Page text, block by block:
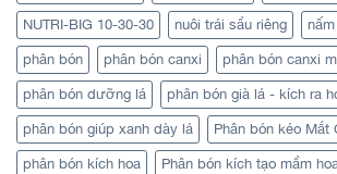
NUTRI-BIG 10-30-30 nuôi trái sầu riêng
phân bón phân bón canxi phân bón canxi
phân bón dưỡng lá phân bón già lá - kích ra
phân bón giúp xanh dày lá Phân bón kéo Mắt
phân bón kích hoa Phân bón kích tạo mầm